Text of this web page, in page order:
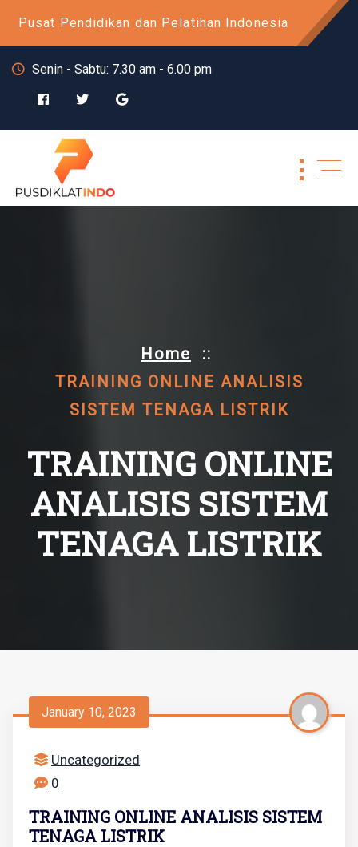
Pusat Pendidikan dan Pelatihan Indonesia
Senin - Sabtu: 7.30 am - 6.00 pm
Home ::
TRAINING ONLINE ANALISIS
SISTEM TENAGA LISTRIK
TRAINING ONLINE
ANALISIS SISTEM
TENAGA LISTRIK
January 10, 2023
Uncategorized
0
TRAINING ONLINE ANALISIS SISTEM
TENAGA LISTRIK